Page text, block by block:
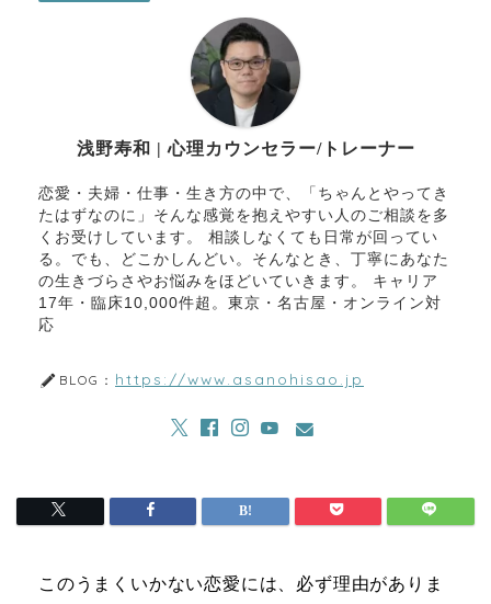
浅野寿和 | 心理カウンセラー/トレーナー
恋愛・夫婦・仕事・生き方の中で、「ちゃんとやってき
たはずなのに」そんな感覚を抱えやすい人のご相談を多
くお受けしています。 相談しなくても日常が回ってい
る。でも、どこかしんどい。そんなとき、丁寧にあなた
の生きづらさやお悩みをほどいていきます。 キャリア
17年・臨床10,000件超。東京・名古屋・オンライン対
応
BLOG： https://www.asanohisao.jp
このうまくいかない恋愛には、必ず理由がありま